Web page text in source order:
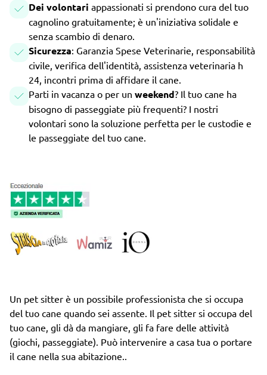
Dei volontari appassionati si prendono cura del tuo
cagnolino gratuitamente; è un'iniziativa solidale e
senza scambio di denaro.
Sicurezza: Garanzia Spese Veterinarie, responsabilità
civile, verifica dell'identità, assistenza veterinaria h
24, incontri prima di affidare il cane.
Parti in vacanza o per un weekend? Il tuo cane ha
bisogno di passeggiate più frequenti? I nostri
volontari sono la soluzione perfetta per le custodie e
le passeggiate del tuo cane.
Un pet sitter è un possibile professionista che si occupa
del tuo cane quando sei assente. Il pet sitter si occupa del
tuo cane, gli dà da mangiare, gli fa fare delle attività
(giochi, passeggiate). Può intervenire a casa tua o portare
il cane nella sua abitazione..